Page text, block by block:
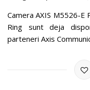
Camera AXIS M5526-E
Ring sunt deja
parteneri Axis